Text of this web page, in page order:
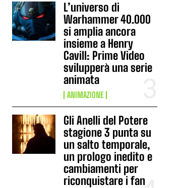
L’universo di
Warhammer 40.000
si amplia ancora
insieme a Henry
Cavill: Prime Video
svilupperà una serie
animata
ANIMAZIONE
Gli Anelli del Potere
stagione 3 punta su
un salto temporale,
un prologo inedito e
cambiamenti per
riconquistare i fan